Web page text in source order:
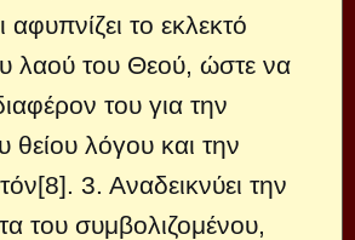
αφυπνίζει το εκλεκτό
λαού του Θεού, ώστε να
του για την
θείου λόγου και την
3. Αναδεικνύει την
του συμβολιζομένου,